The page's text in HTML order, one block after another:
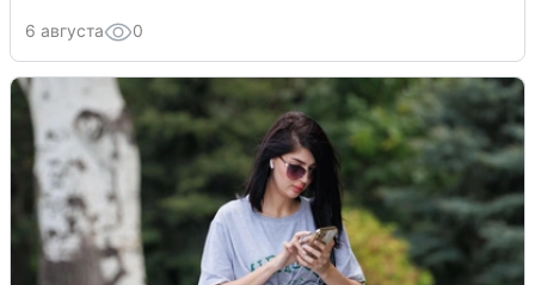
6 августа 0